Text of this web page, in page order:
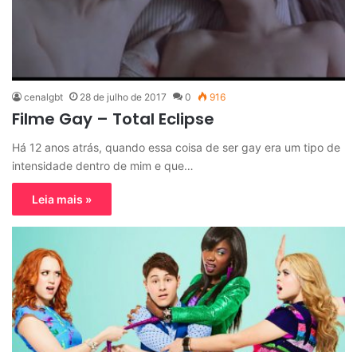
cenalgbt 28 de julho de 2017 0 916
Filme Gay – Total Eclipse
Há 12 anos atrás, quando essa coisa de ser gay era um tipo de
intensidade dentro de mim e que…
Leia mais »